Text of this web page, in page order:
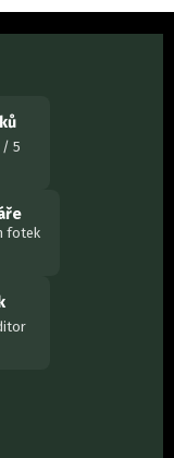
/ 5
fotek